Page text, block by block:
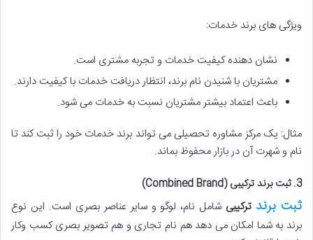
ویژگی های برند خدمات:
نشان دهنده کیفیت خدمات و تجربه مشتری است.
مشتریان با شنیدن نام برند، انتظار دریافت خدمات با کیفیت دارند.
باعث اعتماد بیشتر مشتریان نسبت به خدمات می شود.
مثال: یک مرکز مشاوره تحصیلی می تواند برند خدمات خود را ثبت کند تا
نام و شهرت آن در بازار محفوظ بماند.
3. ثبت برند ترکیبی (Combined Brand)
ثبت برندترکیبی شامل نام، لوگو و سایر عناصر بصری است. این نوع
برند به شما امکان می دهد هم نام تجاری و هم تصویر بصری کسب وکار